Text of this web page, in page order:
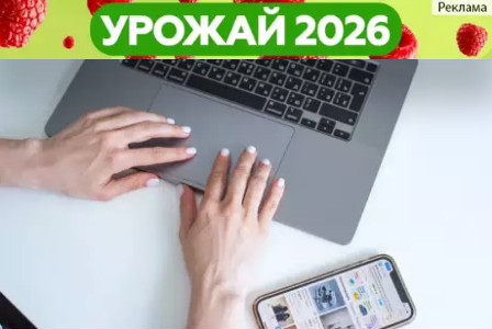
Авито определит рыночную цену
смартфона для пользователей
Общество Авито определит рыночную цену
смартфона для пользователей
Общество
Другие
новости по
Погода и
курсы валют
в Пензе